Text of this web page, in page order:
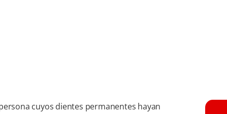
cuyos dientes permanentes hayan